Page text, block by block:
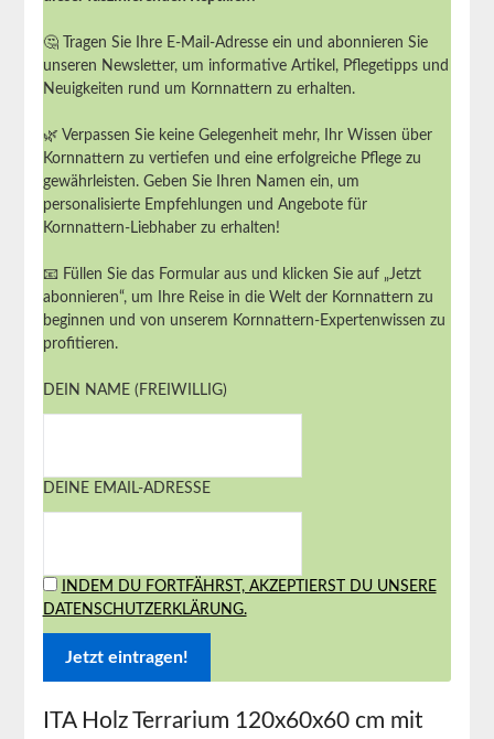
🤔 Tragen Sie Ihre E-Mail-Adresse ein und abonnieren Sie
unseren Newsletter, um informative Artikel, Pflegetipps und
Neuigkeiten rund um Kornnattern zu erhalten.
🌿 Verpassen Sie keine Gelegenheit mehr, Ihr Wissen über
Kornnattern zu vertiefen und eine erfolgreiche Pflege zu
gewährleisten. Geben Sie Ihren Namen ein, um
personalisierte Empfehlungen und Angebote für
Kornnattern-Liebhaber zu erhalten!
📧 Füllen Sie das Formular aus und klicken Sie auf „Jetzt
abonnieren“, um Ihre Reise in die Welt der Kornnattern zu
beginnen und von unserem Kornnattern-Expertenwissen zu
profitieren.
DEIN NAME (FREIWILLIG)
DEINE EMAIL-ADRESSE
INDEM DU FORTFÄHRST, AKZEPTIERST DU UNSERE
DATENSCHUTZERKLÄRUNG.
ITA Holz Terrarium 120x60x60 cm mit